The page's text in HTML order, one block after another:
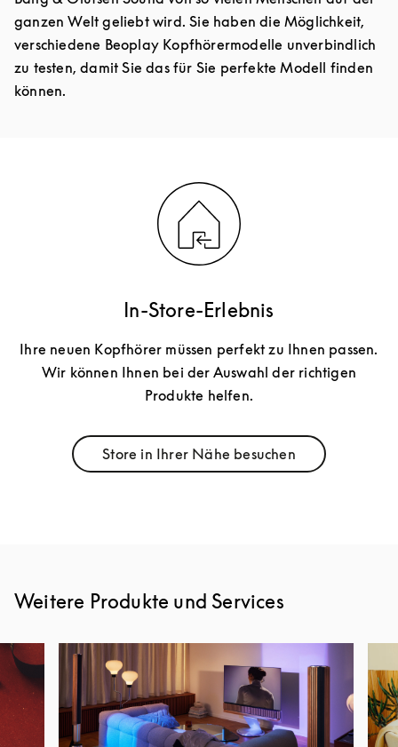
ganzen Welt geliebt wird. Sie haben die Möglichkeit,
verschiedene Beoplay Kopfhörermodelle unverbindlich
zu testen, damit Sie das für Sie perfekte Modell finden
können.
In-Store-Erlebnis
Ihre neuen Kopfhörer müssen perfekt zu Ihnen passen.
Wir können Ihnen bei der Auswahl der richtigen
Produkte helfen.
Store in Ihrer Nähe besuchen
Link Opens in New Tab
Weitere Produkte und Services